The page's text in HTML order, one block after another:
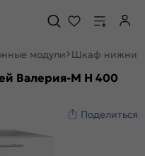
модули Шкаф нижний
Валерия-М Н 400
Поделиться